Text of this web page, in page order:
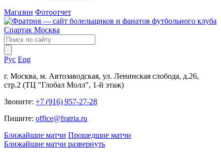
Магазин Фотоотчет
Рус Eng
г. Москва, м. Автозаводская, ул. Ленинская слобода, д.26,
стр.2 (ТЦ "Глобал Молл", 1-й этаж)
Звоните: +7 (916) 957-27-28
Пишите: office@fratria.ru
Ближайшие матчи Прошедшие матчи
Ближайшие матчи развернуть